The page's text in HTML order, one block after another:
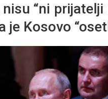
“ni
je Kosovo